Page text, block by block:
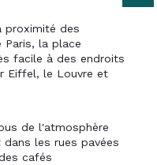
proximité des
la place
facile à des endroits
Eiffel, le Louvre et
de l'atmosphère
les rues pavées
cafés